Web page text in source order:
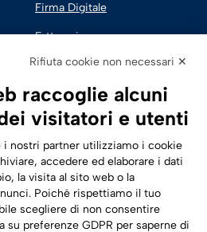
Firma Digitale
Fatturazione
Sicurezza Digitale
Cloud
Seguici su:
Rifiuta cookie non necessari ✕
raccoglie alcuni
visitatori e utenti
nostri partner utilizziamo i cookie
accedere ed elaborare i dati
la visita al sito web o la
Poiché rispettiamo il tuo
scegliere di non consentire
preferenze GDPR per saperne di